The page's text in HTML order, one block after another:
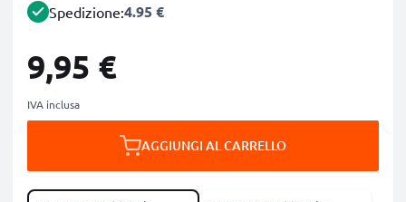
Spedizione:4.95 €
9,95 €
IVA inclusa
AGGIUNGI AL CARRELLO